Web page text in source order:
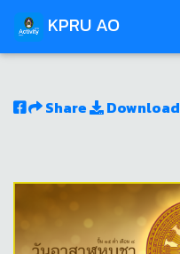
KPRU AO
Share Download